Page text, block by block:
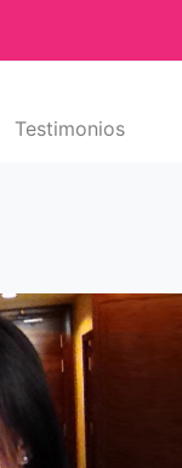
Testimonios